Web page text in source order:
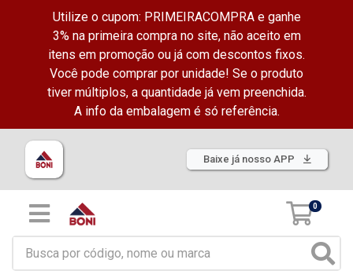
Utilize o cupom: PRIMEIRACOMPRA e ganhe
3% na primeira compra no site, não aceito em
itens em promoção ou já com descontos fixos.
Você pode comprar por unidade! Se o produto
tiver múltiplos, a quantidade já vem preenchida.
A info da embalagem é só referência.
Baixe já nosso APP
0